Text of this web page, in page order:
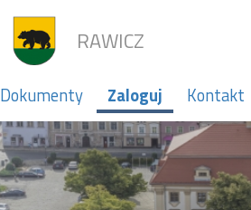
RAWICZ
Dokumenty Zaloguj Kontakt